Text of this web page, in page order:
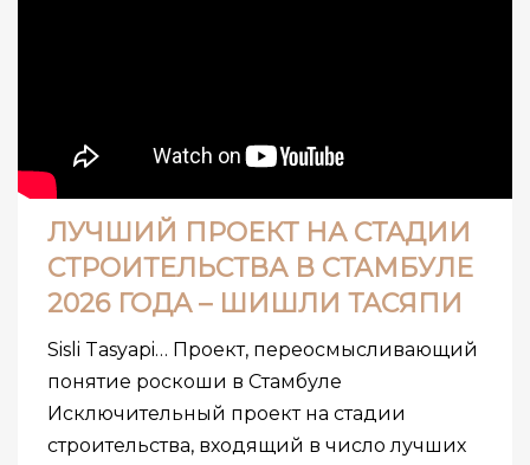
ЛУЧШИЙ ПРОЕКТ НА СТАДИИ
СТРОИТЕЛЬСТВА В СТАМБУЛЕ
2026 ГОДА – ШИШЛИ ТАСЯПИ
Sisli Tasyapi… Проект, переосмысливающий
понятие роскоши в Стамбуле
Исключительный проект на стадии
строительства, входящий в число лучших